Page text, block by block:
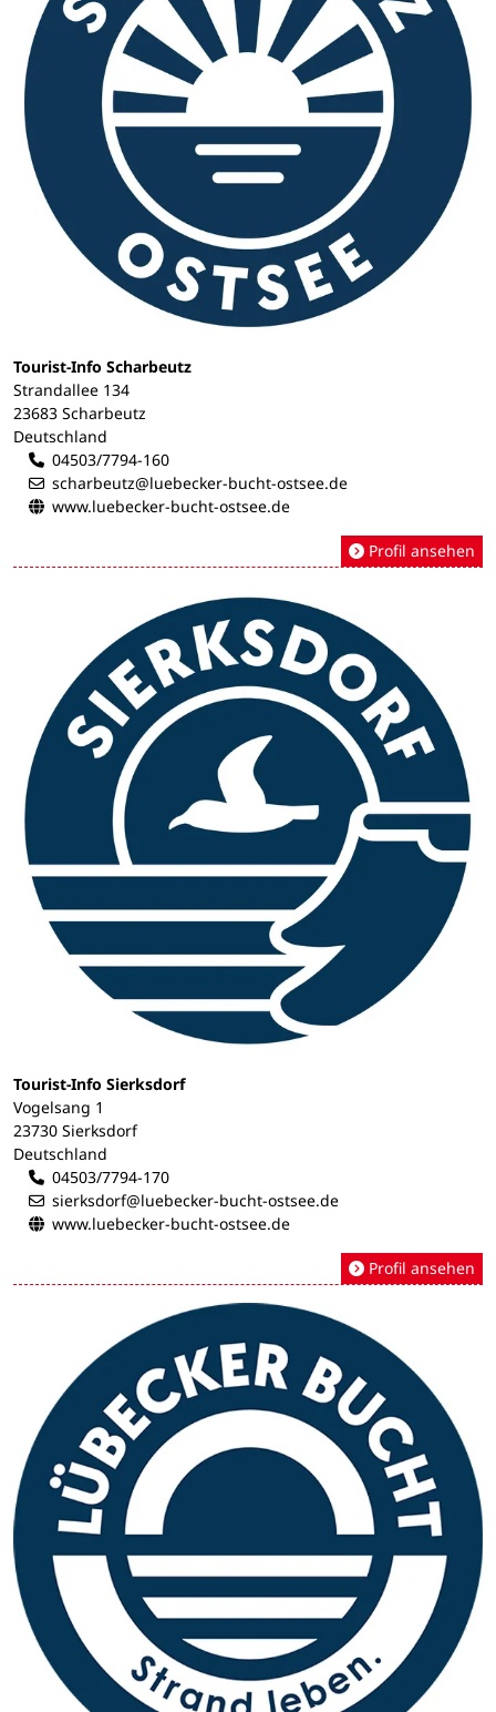
Tourist-Info Scharbeutz
Strandallee 134
23683 Scharbeutz
Deutschland
04503/7794-160
scharbeutz@luebecker-bucht-ostsee.de
www.luebecker-bucht-ostsee.de
Profil ansehen
Tourist-Info Sierksdorf
Vogelsang 1
23730 Sierksdorf
Deutschland
04503/7794-170
sierksdorf@luebecker-bucht-ostsee.de
www.luebecker-bucht-ostsee.de
Profil ansehen